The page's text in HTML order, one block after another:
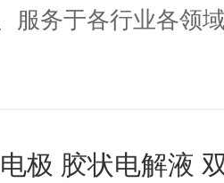
服务于各行业各领域